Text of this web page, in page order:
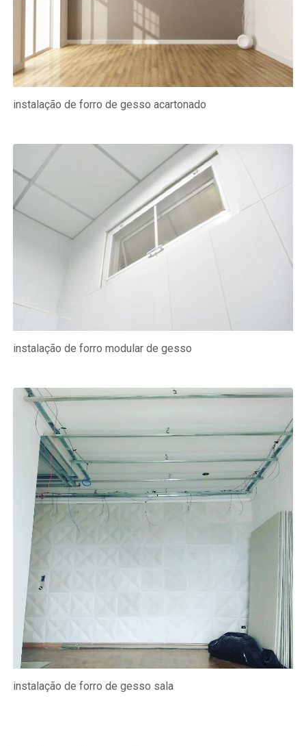
instalação de forro de gesso acartonado
instalação de forro modular de gesso
instalação de forro de gesso sala